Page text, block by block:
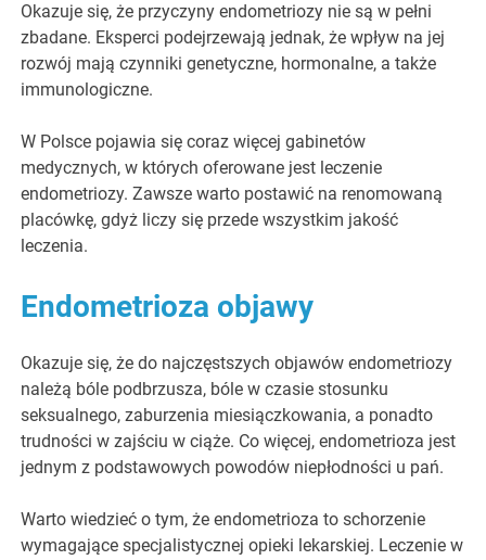
Okazuje się, że przyczyny endometriozy nie są w pełni
zbadane. Eksperci podejrzewają jednak, że wpływ na jej
rozwój mają czynniki genetyczne, hormonalne, a także
immunologiczne.
W Polsce pojawia się coraz więcej gabinetów
medycznych, w których oferowane jest leczenie
endometriozy. Zawsze warto postawić na renomowaną
placówkę, gdyż liczy się przede wszystkim jakość
leczenia.
Endometrioza objawy
Okazuje się, że do najczęstszych objawów endometriozy
należą bóle podbrzusza, bóle w czasie stosunku
seksualnego, zaburzenia miesiączkowania, a ponadto
trudności w zajściu w ciąże. Co więcej, endometrioza jest
jednym z podstawowych powodów niepłodności u pań.
Warto wiedzieć o tym, że endometrioza to schorzenie
wymagające specjalistycznej opieki lekarskiej. Leczenie w